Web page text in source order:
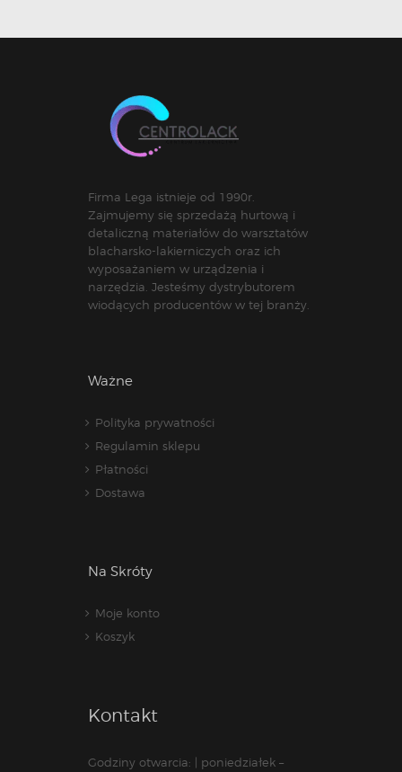
Firma Lega istnieje od 1990r.
Zajmujemy się sprzedażą hurtową i
detaliczną materiałów do warsztatów
blacharsko-lakierniczych oraz ich
wyposażaniem w urządzenia i
narzędzia. Jesteśmy dystrybutorem
wiodących producentów w tej branży.
Ważne
Polityka prywatności
Regulamin sklepu
Płatności
Dostawa
Na Skróty
Moje konto
Koszyk
Kontakt
Godziny otwarcia: | poniedziałek –